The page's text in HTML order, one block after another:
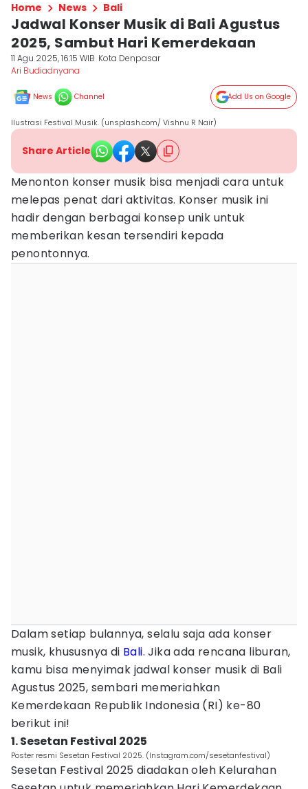
Home News Bali
Jadwal Konser Musik di Bali Agustus
2025, Sambut Hari Kemerdekaan
11 Agu 2025, 16:15 WIB Kota Denpasar
Ari Budiadnyana
News Channel Add Us on Google
Ilustrasi Festival Musik. (unsplash.com/ Vishnu R Nair)
Share Article
Menonton konser musik bisa menjadi cara untuk
melepas penat dari aktivitas. Konser musik ini
hadir dengan berbagai konsep unik untuk
memberikan kesan tersendiri kepada
penontonnya.
Dalam setiap bulannya, selalu saja ada konser
musik, khususnya di Bali. Jika ada rencana liburan,
kamu bisa menyimak jadwal konser musik di Bali
Agustus 2025, sembari memeriahkan
Kemerdekaan Republik Indonesia (RI) ke-80
berikut ini!
1. Sesetan Festival 2025
Poster resmi Sesetan Festival 2025. (Instagram.com/sesetanfestival)
Sesetan Festival 2025 diadakan oleh Kelurahan